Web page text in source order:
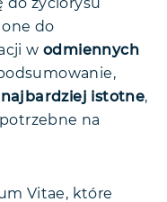
do życiorysu
one do
w odmiennych
najbardziej istotne,
na
Vitae, które